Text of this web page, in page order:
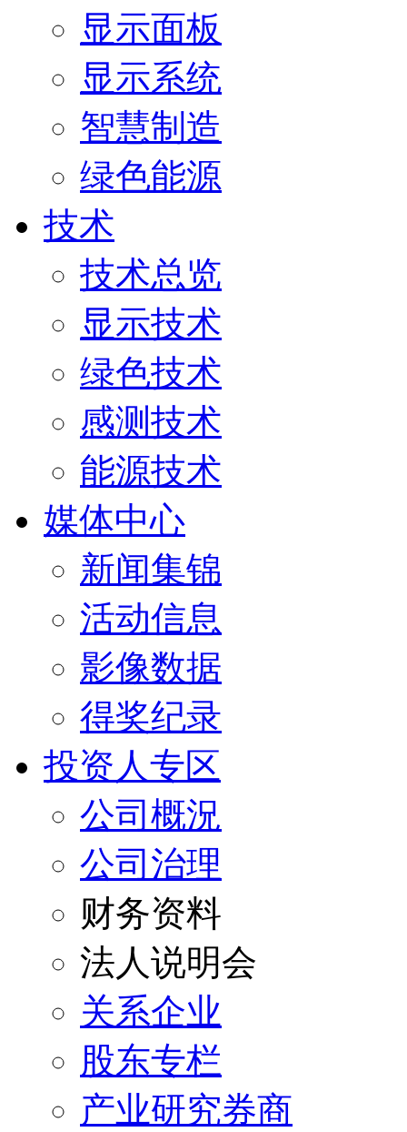
显示面板
显示系统
智慧制造
绿色能源
技术
技术总览
显示技术
绿色技术
感测技术
能源技术
媒体中心
新闻集锦
活动信息
影像数据
得奖纪录
投资人专区
公司概況
公司治理
财务资料
法人说明会
关系企业
股东专栏
产业研究券商